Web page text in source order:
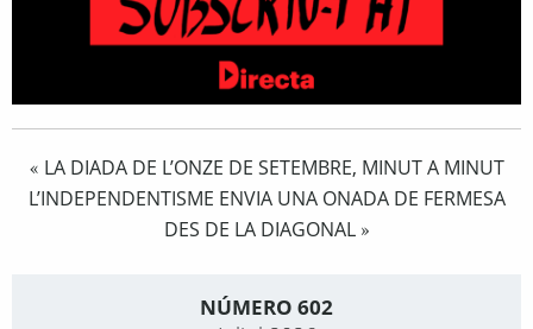
« LA DIADA DE L’ONZE DE SETEMBRE, MINUT A MINUT
L’INDEPENDENTISME ENVIA UNA ONADA DE FERMESA
DES DE LA DIAGONAL»
NÚMERO 602